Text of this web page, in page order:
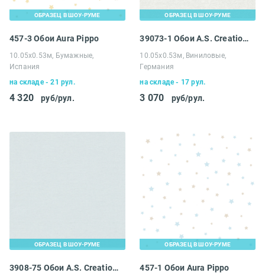
ОБРАЗЕЦ В ШОУ-РУМЕ
457-3 Обои Aura Pippo
10.05х0.53м, Бумажные,
Испания
на складе - 21 рул.
4 320 руб/рул.
ОБРАЗЕЦ В ШОУ-РУМЕ
39073-1 Обои A.S. Creation Maison Charme
10.05х0.53м, Виниловые,
Германия
на складе - 17 рул.
3 070 руб/рул.
ОБРАЗЕЦ В ШОУ-РУМЕ
3908-75 Обои A.S. Creation Maison Charme
ОБРАЗЕЦ В ШОУ-РУМЕ
457-1 Обои Aura Pippo